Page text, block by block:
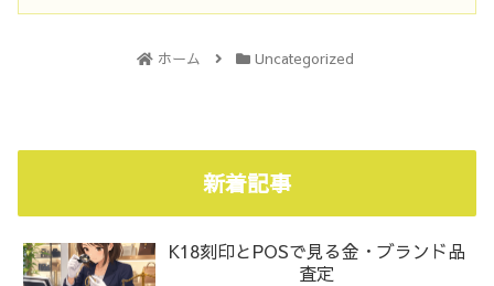
ホーム Uncategorized
新着記事
K18刻印とPOSで見る金・ブランド品
査定